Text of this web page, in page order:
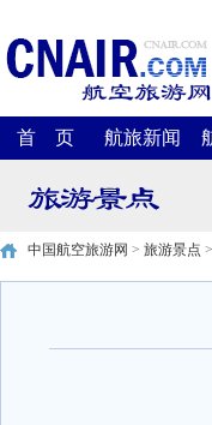
首 页 航旅新闻
中国航空旅游网 > 旅游景点 >